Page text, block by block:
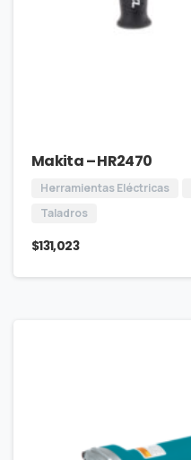
Makita – HR2470
Herramientas Eléctricas
Taladros
$131,023